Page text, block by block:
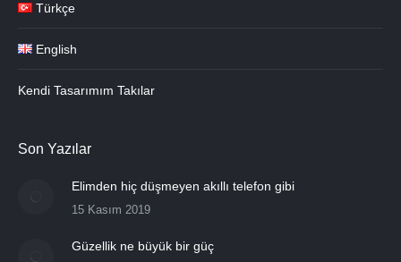
Türkçe
English
Kendi Tasarımım Takılar
Son Yazılar
Elimden hiç düşmeyen akıllı telefon gibi
15 Kasım 2019
Güzellik ne büyük bir güç